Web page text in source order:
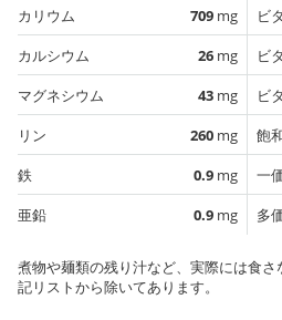
カリウム
709 mg
カルシウム
26 mg
マグネシウム
43 mg
リン
260 mg
鉄
0.9 mg
亜鉛
0.9 mg
ビ
ビ
ビ
飽
一
多
煮物や麺類の残り汁など、実際には食
記リストから除いてあります。